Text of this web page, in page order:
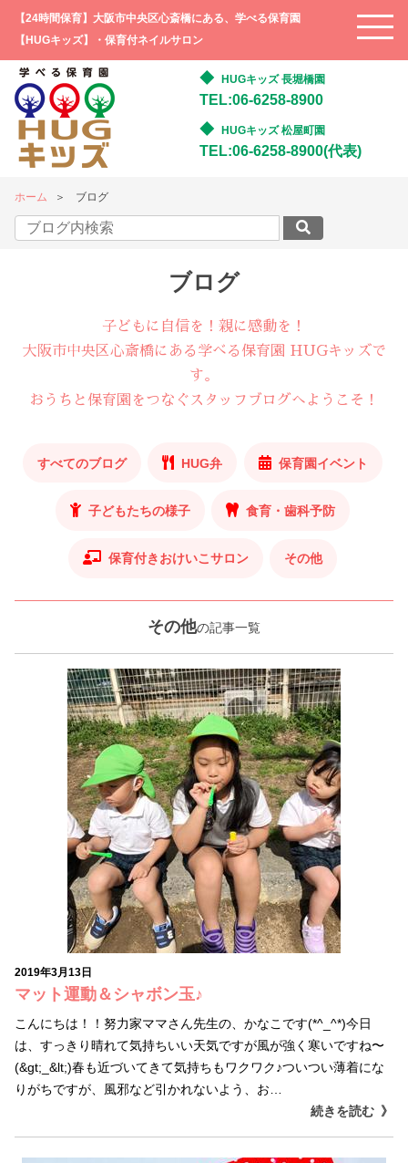
【24時間保育】大阪市中央区心斎橋にある、学べる保育園
【HUGキッズ】・保育付ネイルサロン
HUGキッズ 長堀橋園
TEL:06-6258-8900
HUGキッズ 松屋町園
TEL:06-6258-8900(代表)
ホーム ブログ
ブログ
子どもに自信を！親に感動を！
大阪市中央区心斎橋にある学べる保育園 HUGキッズで
す。
おうちと保育園をつなぐスタッフブログへようこそ！
すべてのブログ HUG弁 保育園イベント
子どもたちの様子 食育・歯科予防
保育付きおけいこサロン その他
その他の記事一覧
2019年3月13日
マット運動＆シャボン玉♪
こんにちは！！努力家ママさん先生の、かなこです(*^_^*)今日
は、すっきり晴れて気持ちいい天気ですが風が強く寒いですね〜
(&gt;_&lt;)春も近づいてきて気持ちもワクワク♪ついつい薄着にな
りがちですが、風邪など引かれないよう、お…
続きを読む